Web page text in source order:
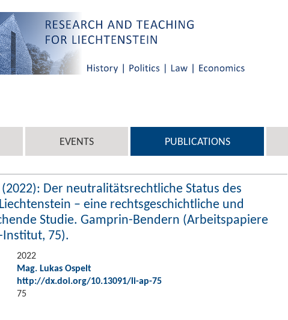
EVENTS PUBLICATIONS
Der neutralitätsrechtliche Status des
– eine rechtsgeschichtliche und
Studie. Gamprin-Bendern (Arbeitspapiere
75).
2022
Mag. Lukas Ospelt
http://dx.doi.org/10.13091/li-ap-75
75